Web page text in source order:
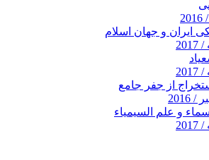
ایران و جهان اسلام
از جفر جامع
و علم السیمیاء